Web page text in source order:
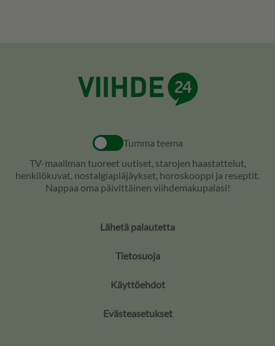
Tumma teema
TV-maailman tuoreet uutiset, starojen haastattelut,
henkilökuvat, nostalgiapläjäykset, horoskooppi ja reseptit.
Nappaa oma päivittäinen viihdemakupalasi!
Lähetä palautetta
Tietosuoja
Käyttöehdot
Evästeasetukset